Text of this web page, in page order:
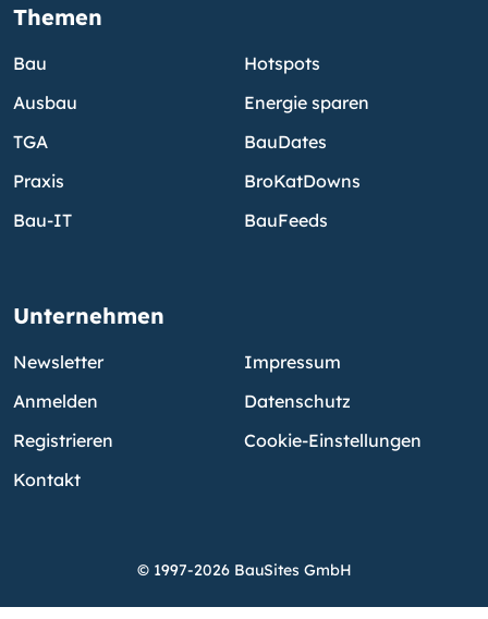
Themen
Bau
Ausbau
TGA
Praxis
Bau-IT
Hotspots
Energie sparen
BauDates
BroKatDowns
BauFeeds
Unternehmen
Newsletter
Anmelden
Registrieren
Kontakt
Impressum
Datenschutz
Cookie-Einstellungen
© 1997-2026 BauSites GmbH